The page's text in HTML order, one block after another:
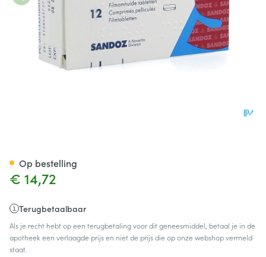
€ 14,72
Terugbetaalbaar
Als je recht hebt op een terugbetaling voor dit geneesmiddel, betaal je in de
apotheek een verlaagde prijs en niet de prijs die op onze webshop vermeld
staat.
Op bestelling